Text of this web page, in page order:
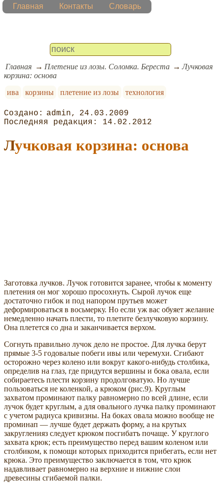
Главная Контакты Словарь
Главная Плетение из лозы. Соломка. Береста
Лучковая
корзина: основа
ива
корзины плетение из лозы технология
admin
24.03.2009
14.02.2012
Лучковая корзина: основа
Заготовка лучков. Лучок готовится заранее, чтобы к моменту
плетения он мог хорошо просохнуть. Сырой лучок еще
достаточно гибок и под напором прутьев может
деформироваться в восьмерку. Но если уж вас обуяет желание
немедленно начать плести, то плетите безлучковую корзину.
Она плетется со дна и заканчивается верхом.
Согнуть правильно лучок дело не простое. Для лучка берут
прямые 3-5 годовалые побеги ивы или черемухи. Сгибают
осторожно через колено или вокруг какого-нибудь столбика,
определив на глаз, где придутся вершины и бока овала, если
собираетесь плести корзину продолговатую. Но лучше
пользоваться не коленкой, а крюком (рис.9). Круглым
захватом проминают палку равномерно по всей длине, если
лучок будет круглым, а для овального лучка палку проминают
с учетом радиуса кривизны. На боках овала можно вообще не
проминап — лучше будет держать форму, а на крутых
закругленияз следует крюком посгибатъ почаще. У круглого
захвата крюк; есть преимущество перед вашим коленом или
столбиком, к помощи которых приходится прибегать, если нет
крюка. Это преимущество заключается в том, что крюк
надавливает равномерно на верхние и нижние слои
древесины сгибаемой палки.